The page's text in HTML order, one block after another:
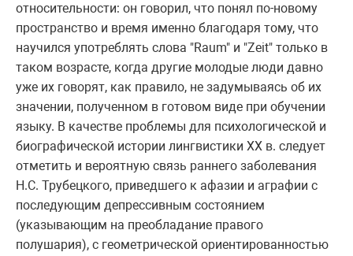
относительности: он говорил, что понял по-новому
пространство и время именно благодаря тому, что
научился употреблять слова "Raum" и "Zeit" только в
таком возрасте, когда другие молодые люди давно
уже их говорят, как правило, не задумываясь об их
значении, полученном в готовом виде при обучении
языку. В качестве проблемы для психологической и
биографической истории лингвистики XX в. следует
отметить и вероятную связь раннего заболевания
Н.С. Трубецкого, приведшего к афазии и аграфии с
последующим депрессивным состоянием
(указывающим на преобладание правого
полушария), с геометрической ориентированностью